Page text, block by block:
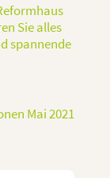
Sie alles
spannende